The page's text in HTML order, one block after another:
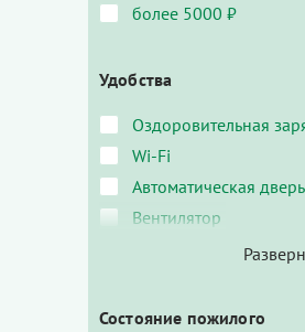
более 5000 ₽
Удобства
Оздоровительная
Wi-Fi
Автоматическая дверь
Вентилятор
Состояние пожилого